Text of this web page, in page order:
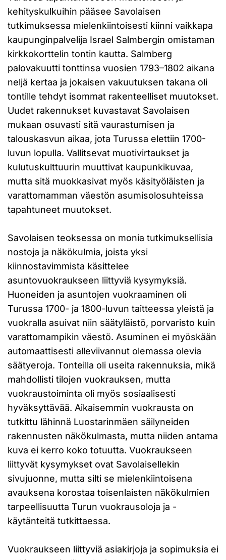
kehityskulkuihin pääsee Savolaisen
tutkimuksessa mielenkiintoisesti kiinni vaikkapa
kaupunginpalvelija Israel Salmbergin omistaman
kirkkokorttelin tontin kautta. Salmberg
palovakuutti tonttinsa vuosien 1793–1802 aikana
neljä kertaa ja jokaisen vakuutuksen takana oli
tontille tehdyt isommat rakenteelliset muutokset.
Uudet rakennukset kuvastavat Savolaisen
mukaan osuvasti sitä vaurastumisen ja
talouskasvun aikaa, jota Turussa elettiin 1700-
luvun lopulla. Vallitsevat muotivirtaukset ja
kulutuskulttuurin muuttivat kaupunkikuvaa,
mutta sitä muokkasivat myös käsityöläisten ja
varattomamman väestön asumisolosuhteissa
tapahtuneet muutokset.
Savolaisen teoksessa on monia tutkimuksellisia
nostoja ja näkökulmia, joista yksi
kiinnostavimmista käsittelee
asuntovuokraukseen liittyviä kysymyksiä.
Huoneiden ja asuntojen vuokraaminen oli
Turussa 1700- ja 1800-luvun taitteessa yleistä ja
vuokralla asuivat niin säätyläistö, porvaristo kuin
varattomampikin väestö. Asuminen ei myöskään
automaattisesti alleviivannut olemassa olevia
säätyeroja. Tonteilla oli useita rakennuksia, mikä
mahdollisti tilojen vuokrauksen, mutta
vuokraustoiminta oli myös sosiaalisesti
hyväksyttävää. Aikaisemmin vuokrausta on
tutkittu lähinnä Luostarinmäen säilyneiden
rakennusten näkökulmasta, mutta niiden antama
kuva ei kerro koko totuutta. Vuokraukseen
liittyvät kysymykset ovat Savolaisellekin
sivujuonne, mutta silti se mielenkiintoisena
avauksena korostaa toisenlaisten näkökulmien
tarpeellisuutta Turun vuokrausoloja ja -
käytänteitä tutkittaessa.
Vuokraukseen liittyviä asiakirjoja ja sopimuksia ei